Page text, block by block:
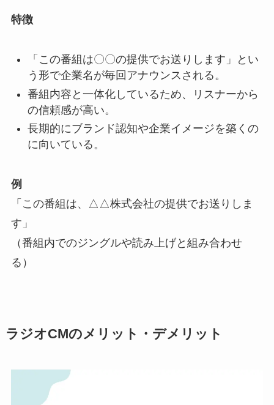
特徴
「この番組は〇〇の提供でお送りします」とい
う形で企業名が毎回アナウンスされる。
番組内容と一体化しているため、リスナーから
の信頼感が高い。
長期的にブランド認知や企業イメージを築くの
に向いている。
例
「この番組は、△△株式会社の提供でお送りしま
す」
（番組内でのジングルや読み上げと組み合わせ
る）
ラジオCMのメリット・デメリット